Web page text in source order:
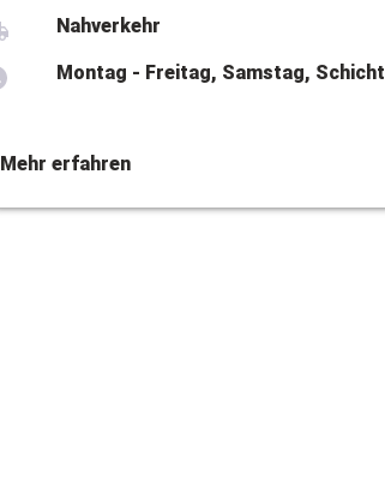
Nahverkehr
Montag - Freitag, Samstag, Schicht
Mehr erfahren